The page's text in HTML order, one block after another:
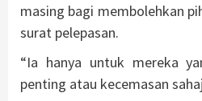
masing bagi membolehkan
surat pelepasan.
“Ia hanya untuk mereka
penting atau kecemasan